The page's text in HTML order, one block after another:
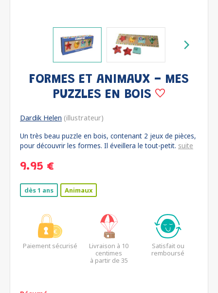
FORMES ET ANIMAUX - MES
PUZZLES EN BOIS
Dardik Helen (illustrateur)
Un très beau puzzle en bois, contenant 2 jeux de pièces,
pour découvrir les formes. Il éveillera le tout-petit. suite
9.95 €
dès 1 ans Animaux
Paiement sécurisé
Livraison à 10
centimes
à partir de 35
Satisfait ou
remboursé